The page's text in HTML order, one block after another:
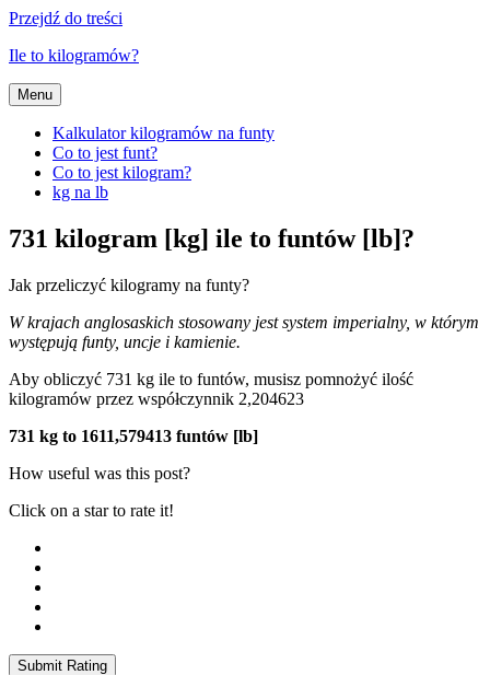
Przejdź do treści
Ile to kilogramów?
Menu
Kalkulator kilogramów na funty
Co to jest funt?
Co to jest kilogram?
kg na lb
731 kilogram [kg] ile to funtów [lb]?
Jak przeliczyć kilogramy na funty?
W krajach anglosaskich stosowany jest system imperialny, w którym
występują funty, uncje i kamienie.
Aby obliczyć 731 kg ile to funtów, musisz pomnożyć ilość
kilogramów przez współczynnik 2,204623
731 kg to 1611,579413 funtów [lb]
How useful was this post?
Click on a star to rate it!
Submit Rating